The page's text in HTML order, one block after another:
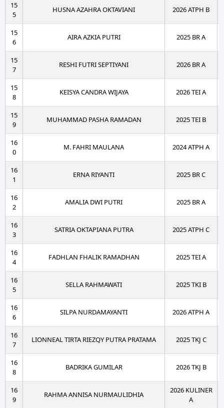
15
5
HUSNA AZAHRA OKTAVIANI 2026 ATPH B
15
6
AIRA AZKIA PUTRI 2025 BR A
15
7
RESHI FUTRI SEPTIYANI 2026 BR A
15
8
KEISYA CANDRA WIJAYA 2026 TEI A
15
9
MUHAMMAD PASHA RAMADAN 2025 TEI B
16
0
M. FAHRI MAULANA 2024 ATPH A
16
1
ERNA RIYANTI 2025 BR C
16
2
AMALIA DWI PUTRI 2025 BR A
16
3
SATRIA OKTAPIANA PUTRA 2025 ATPH C
16
4
FADHLAN FHALIK RAMADHAN 2025 TEI A
16
5
SELLA RAHMAWATI 2025 TKI B
16
6
SILPA NURDAMAYANTI 2026 ATPH A
16
7
LIONNEAL TIRTA RIEZQY PUTRA PRATAMA 2025 TKJ C
16
8
BADRIKA GUMILAR 2026 TKJ B
16
9
RAHMA ANNISA NURMAULIDHIA
2026 KULINER
A